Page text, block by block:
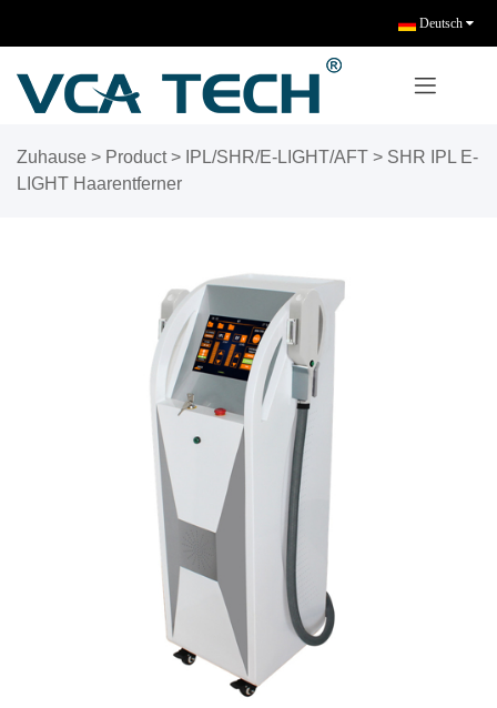
Deutsch
Zuhause > Product> IPL/SHR/E-LIGHT/AFT > SHR IPL E-
LIGHT Haarentferner